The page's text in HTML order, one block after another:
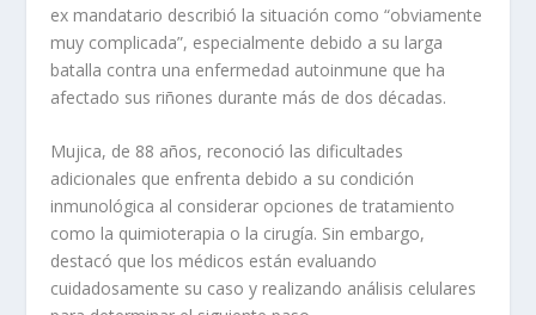
ex mandatario describió la situación como “obviamente
muy complicada”, especialmente debido a su larga
batalla contra una enfermedad autoinmune que ha
afectado sus riñones durante más de dos décadas.
Mujica, de 88 años, reconoció las dificultades
adicionales que enfrenta debido a su condición
inmunológica al considerar opciones de tratamiento
como la quimioterapia o la cirugía. Sin embargo,
destacó que los médicos están evaluando
cuidadosamente su caso y realizando análisis celulares